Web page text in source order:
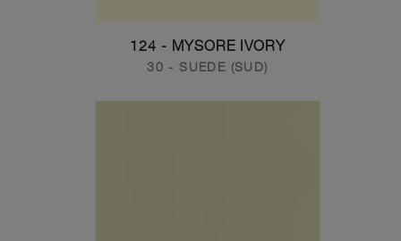
124 - MYSORE IVORY
30 - SUEDE (SUD)